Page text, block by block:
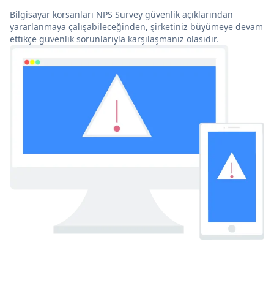
Bilgisayar korsanları NPS Survey güvenlik açıklarından
yararlanmaya çalışabileceğinden, şirketiniz büyümeye devam
ettikçe güvenlik sorunlarıyla karşılaşmanız olasıdır.